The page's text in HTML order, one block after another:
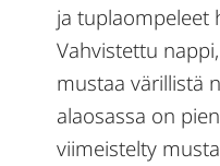
ja tuplaompeleet
Vahvistettu
mustaa värillistä
alaosassa on
viimeistelty